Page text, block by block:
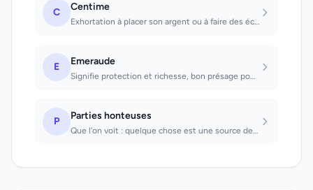
C Centime
Exhortation à placer son argent ou à faire des économies.
E Emeraude
Signifie protection et richesse, bon présage pour les affaires de coeur, de sant...
P Parties honteuses
Que l'on voit : quelque chose est une source de plaisir. Pudeur : on a un bon na...